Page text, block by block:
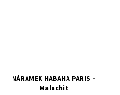
NÁRAMEK HABAHA PARIS –
Malachit